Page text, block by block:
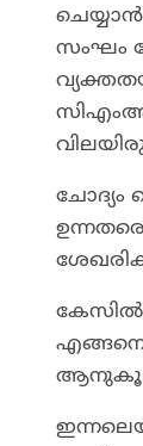
സംഘം
ചോദ്യം
കേസിൽ